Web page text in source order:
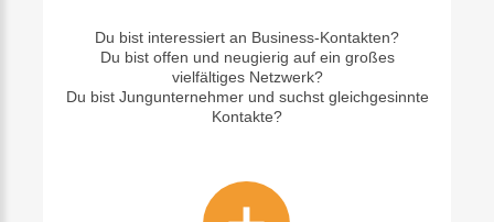
Du bist interessiert an Business-Kontakten?
Du bist offen und neugierig auf ein großes
vielfältiges Netzwerk?
Du bist Jungunternehmer und suchst gleichgesinnte
Kontakte?